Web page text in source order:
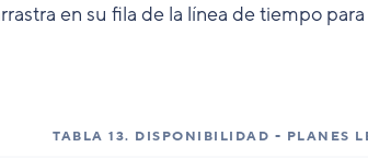
en su fila de la línea de tiempo
TABLA 13. DISPONIBILIDAD - PLANES